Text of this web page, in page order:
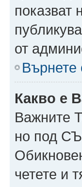
показват
от
Върнете
Какво е
Важните
но под
четете и